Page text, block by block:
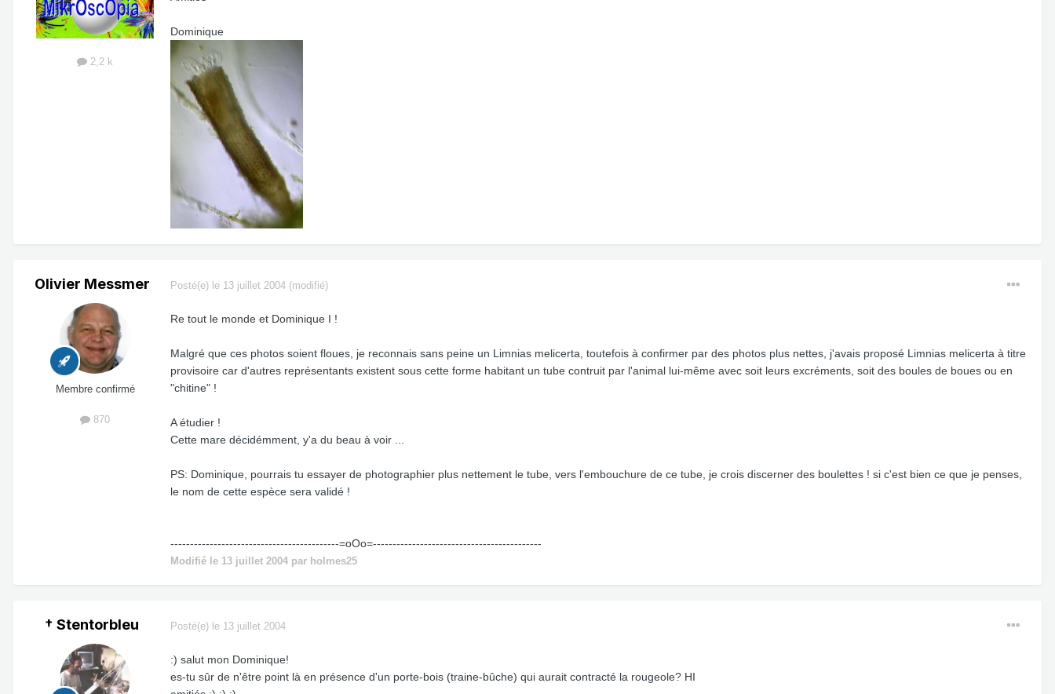
2,2 k
Dominique
Olivier Messmer
Membre confirmé
870
Posté(e) le 13 juillet 2004 (modifié)
Re tout le monde et Dominique I !
Malgré que ces photos soient floues, je reconnais sans peine un Limnias melicerta, toutefois à confirmer par des photos plus nettes, j'avais proposé Limnias melicerta à titre
provisoire car d'autres représentants existent sous cette forme habitant un tube contruit par l'animal lui-même avec soit leurs excréments, soit des boules de boues ou en
"chitine" !
A étudier !
Cette mare décidémment, y'a du beau à voir ...
PS: Dominique, pourrais tu essayer de photographier plus nettement le tube, vers l'embouchure de ce tube, je crois discerner des boulettes ! si c'est bien ce que je penses,
le nom de cette espèce sera validé !
-------------------------------------------=oOo=-------------------------------------------
Modifié le 13 juillet 2004 par holmes25
† Stentorbleu Posté(e) le 13 juillet 2004
:) salut mon Dominique!
es-tu sûr de n'être point là en présence d'un porte-bois (traine-bûche) qui aurait contracté la rougeole? HI